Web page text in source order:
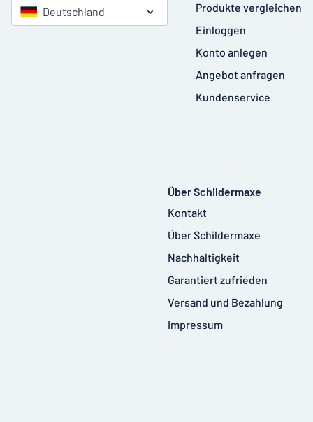
Deutschland
Produkte vergleichen
Einloggen
Konto anlegen
Angebot anfragen
Kundenservice
Über Schildermaxe
Kontakt
Über Schildermaxe
Nachhaltigkeit
Garantiert zufrieden
Versand und Bezahlung
Impressum